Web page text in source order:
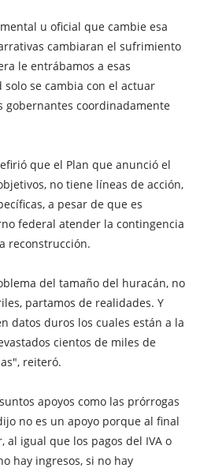
u oficial que cambie esa
cambiaran el sufrimiento
le entrábamos a esas
se cambia con el actuar
gobernantes coordinadamente
que el Plan que anunció el
no tiene líneas de acción,
a pesar de que es
federal atender la contingencia
reconstrucción.
del tamaño del huracán, no
partamos de realidades. Y
datos duros los cuales están a la
cientos de miles de
reiteró.
apoyos como las prórrogas
no es un apoyo porque al final
igual que los pagos del IVA o
hay ingresos, si no hay